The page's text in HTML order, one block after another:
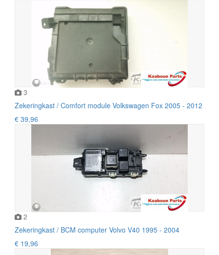
3
Zekeringkast / Comfort module Volkswagen Fox 2005 - 2012
€ 39,96
2
Zekeringkast / BCM computer Volvo V40 1995 - 2004
€ 19,96